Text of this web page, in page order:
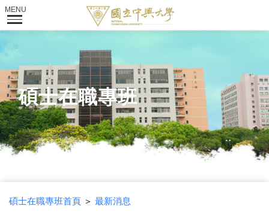
碩士在職專班
碩士在職專班首頁＞ 最新消息